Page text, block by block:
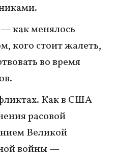
как менялось
кого стоит жалеть,
во время
Как в США
расовой
Великой
войны —